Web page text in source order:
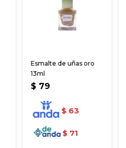
Esmalte de uñas oro
13ml
$ 79
$ 63
$ 71